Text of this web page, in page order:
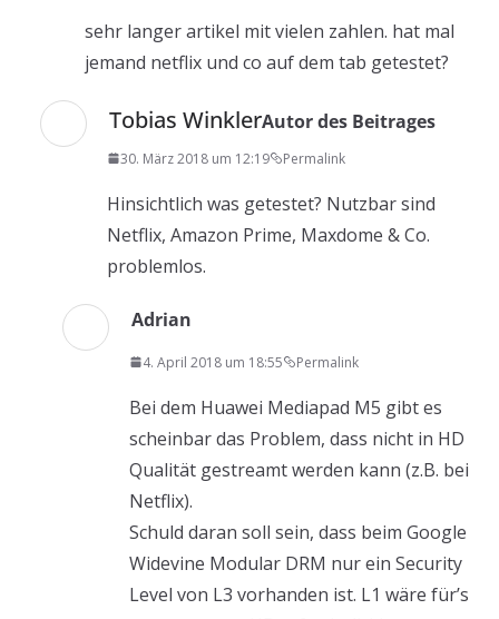
sehr langer artikel mit vielen zahlen. hat mal
jemand netflix und co auf dem tab getestet?
Tobias WinklerAutor des Beitrages
30. März 2018 um 12:19 Permalink
Hinsichtlich was getestet? Nutzbar sind
Netflix, Amazon Prime, Maxdome & Co.
problemlos.
Adrian
4. April 2018 um 18:55 Permalink
Bei dem Huawei Mediapad M5 gibt es
scheinbar das Problem, dass nicht in HD
Qualität gestreamt werden kann (z.B. bei
Netflix).
Schuld daran soll sein, dass beim Google
Widevine Modular DRM nur ein Security
Level von L3 vorhanden ist. L1 wäre für’s